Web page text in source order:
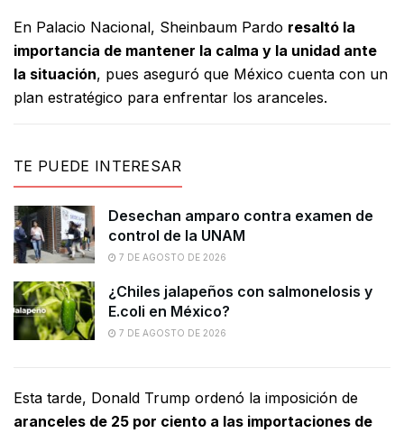
En Palacio Nacional, Sheinbaum Pardo resaltó la
importancia de mantener la calma y la unidad ante
la situación, pues aseguró que México cuenta con un
plan estratégico para enfrentar los aranceles.
TE PUEDE INTERESAR
Desechan amparo contra examen de
control de la UNAM
7 DE AGOSTO DE 2026
¿Chiles jalapeños con salmonelosis y
E.coli en México?
7 DE AGOSTO DE 2026
Esta tarde, Donald Trump ordenó la imposición de
aranceles de 25 por ciento a las importaciones de